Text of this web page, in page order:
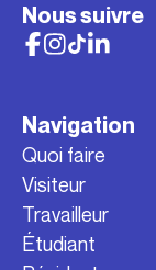
Nous suivre
Navigation
Quoi faire
Visiteur
Travailleur
Étudiant